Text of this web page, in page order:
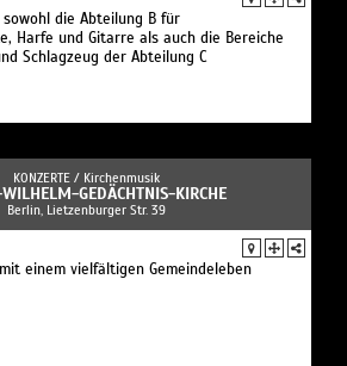
die Abteilung B für
Harfe und Gitarre als auch die Bereiche
Schlagzeug der Abteilung C
KONZERTE / Kirchenmusik
GEDÄCHTNIS-KIRCHE
Berlin, Lietzenburger Str. 39
einem vielfältigen Gemeindeleben